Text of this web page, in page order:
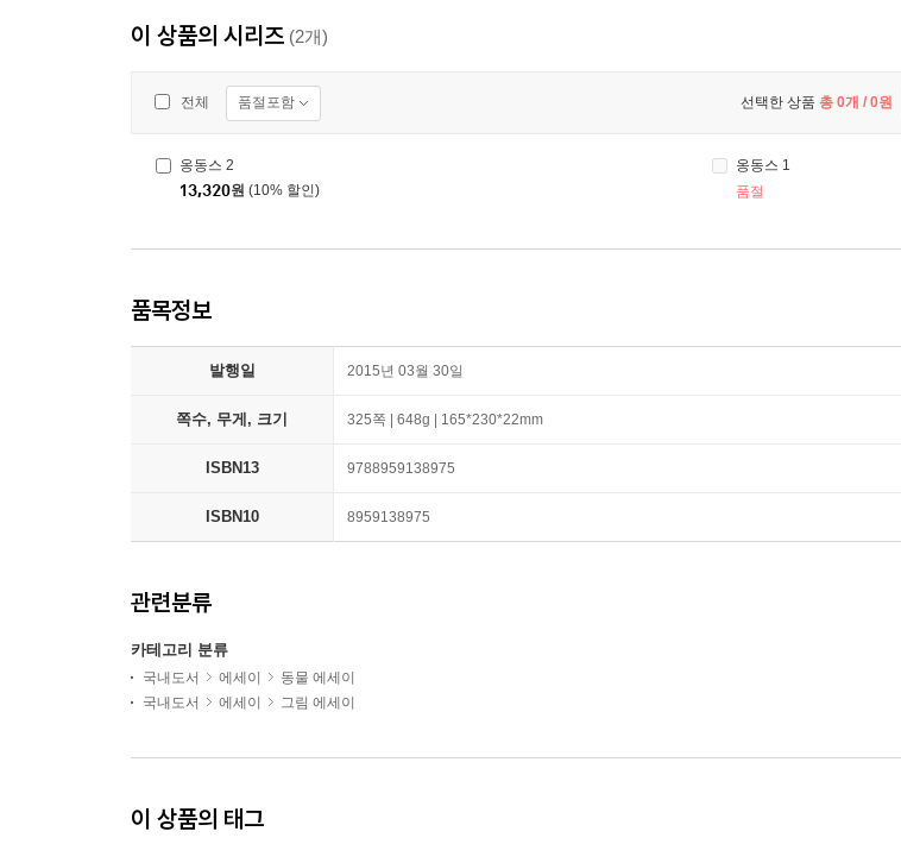
이 상품의 시리즈 (2개)
전체 품절포함 선택한 상품 총 0개 / 0원
옹동스 2
13,320원 (10% 할인)
옹동스 1
품절
품목정보
발행일 2015년 03월 30일
쪽수, 무게, 크기 325쪽 | 648g | 165*230*22mm
ISBN13 9788959138975
ISBN10 8959138975
관련분류
카테고리 분류
국내도서 에세이
동물 에세이
국내도서
에세이 그림 에세이
이 상품의 태그